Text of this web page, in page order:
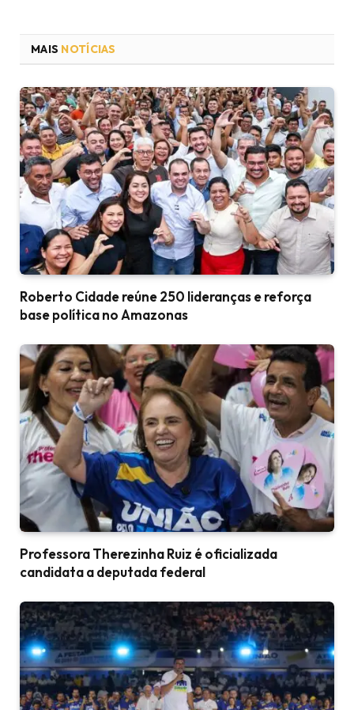
MAIS NOTÍCIAS
Roberto Cidade reúne 250 lideranças e reforça
base política no Amazonas
Professora Therezinha Ruiz é oficializada
candidata a deputada federal